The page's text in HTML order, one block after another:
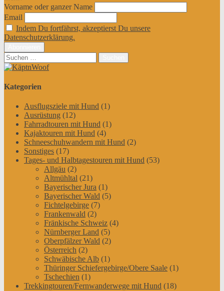
Vorname oder ganzer Name
Email
Indem Du fortfährst, akzeptierst Du unsere
Datenschutzerklärung.
Suchen
nach:
Kategorien
Ausflugsziele mit Hund (1)
Ausrüstung (12)
Fahrradtouren mit Hund (1)
Kajaktouren mit Hund (4)
Schneeschuhwandern mit Hund (2)
Sonstiges (17)
Tages- und Halbtagestouren mit Hund (53)
Allgäu (2)
Altmühltal (21)
Bayerischer Jura (1)
Bayerischer Wald (5)
Fichtelgebirge (7)
Frankenwald (2)
Fränkische Schweiz (4)
Nürnberger Land (5)
Oberpfälzer Wald (2)
Österreich (2)
Schwäbische Alb (1)
Thüringer Schiefergebirge/Obere Saale (1)
Tschechien (1)
Trekkingtouren/Fernwanderwege mit Hund (18)